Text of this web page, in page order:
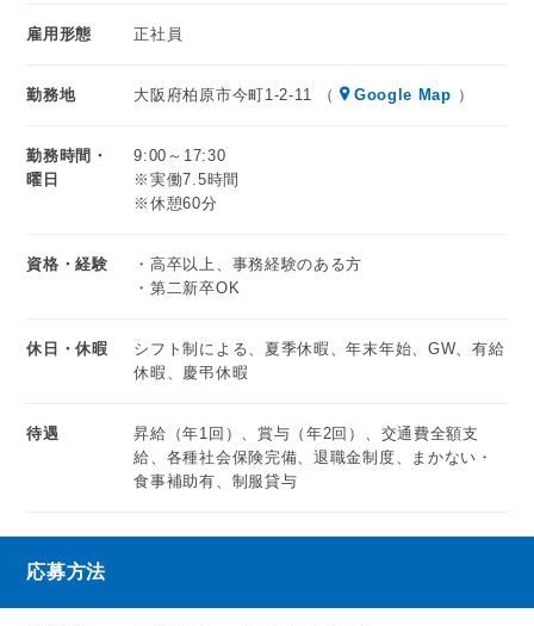
雇用形態 正社員
勤務地 大阪府柏原市今町1-2-11 （ Google Map ）
勤務時間・
曜日
9:00～17:30
※実働7.5時間
※休憩60分
資格・経験
・高卒以上、事務経験のある方
・第二新卒OK
休日・休暇
シフト制による、夏季休暇、年末年始、GW、有給
休暇、慶弔休暇
待遇
昇給（年1回）、賞与（年2回）、交通費全額支
給、各種社会保険完備、退職金制度、まかない・
食事補助有、制服貸与
応募方法